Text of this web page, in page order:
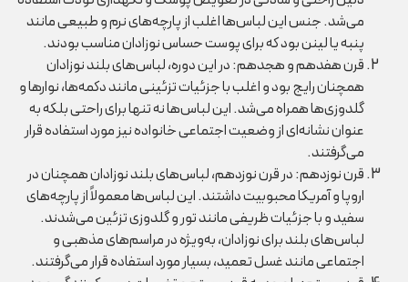
می‌شد. جنس این لباس‌ها اغلب از پارچه‌های نرم و طبیعی مانند
پنبه یا لینن بود که برای پوست حساس نوزادان مناسب بودند.
قرن هفدهم و هجدهم: در این دوره، لباس‌های بلند نوزادان
همچنان رایج بود و اغلب با جزئیات تزئینی مانند دکمه‌ها، نوارها و
گلدوزی‌ها همراه می‌شد. این لباس‌ها نه تنها برای راحتی بلکه به
عنوان نشانه‌ای از وضعیت اجتماعی خانواده نیز مورد استفاده قرار
می‌گرفتند.
قرن نوزدهم: در قرن نوزدهم، لباس‌های بلند نوزادان همچنان در
اروپا و آمریکا محبوبیت داشتند. این لباس‌ها معمولاً از پارچه‌های
سفید و با جزئیات ظریفی مانند تور و گلدوزی تزئین می‌شدند.
لباس‌های بلند برای نوزادان، به‌ویژه در مراسم‌های مذهبی و
اجتماعی مانند غسل تعمید، بسیار مورد استفاده قرار می‌گرفتند.